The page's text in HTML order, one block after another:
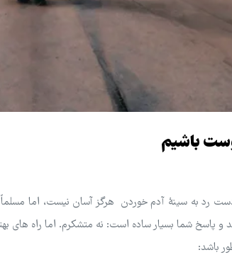
باشیم
رد به سینۀ آدم خوردن هرگز آسان نیست، اما
و پاسخ شما بسیار ساده است: نه متشکرم. اما راه
باشد: